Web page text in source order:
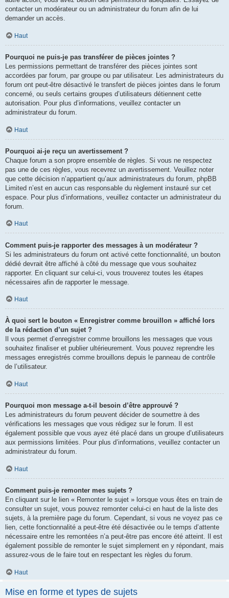
contacter un modérateur ou un administrateur du forum afin de lui
demander un accès.
Haut
Pourquoi ne puis-je pas transférer de pièces jointes ?
Les permissions permettant de transférer des pièces jointes sont
accordées par forum, par groupe ou par utilisateur. Les administrateurs du
forum ont peut-être désactivé le transfert de pièces jointes dans le forum
concerné, ou seuls certains groupes d’utilisateurs détiennent cette
autorisation. Pour plus d’informations, veuillez contacter un
administrateur du forum.
Haut
Pourquoi ai-je reçu un avertissement ?
Chaque forum a son propre ensemble de règles. Si vous ne respectez
pas une de ces règles, vous recevrez un avertissement. Veuillez noter
que cette décision n’appartient qu’aux administrateurs du forum, phpBB
Limited n’est en aucun cas responsable du règlement instauré sur cet
espace. Pour plus d’informations, veuillez contacter un administrateur du
forum.
Haut
Comment puis-je rapporter des messages à un modérateur ?
Si les administrateurs du forum ont activé cette fonctionnalité, un bouton
dédié devrait être affiché à côté du message que vous souhaitez
rapporter. En cliquant sur celui-ci, vous trouverez toutes les étapes
nécessaires afin de rapporter le message.
Haut
À quoi sert le bouton « Enregistrer comme brouillon » affiché lors
de la rédaction d’un sujet ?
Il vous permet d’enregistrer comme brouillons les messages que vous
souhaitez finaliser et publier ultérieurement. Vous pouvez reprendre les
messages enregistrés comme brouillons depuis le panneau de contrôle
de l’utilisateur.
Haut
Pourquoi mon message a-t-il besoin d’être approuvé ?
Les administrateurs du forum peuvent décider de soumettre à des
vérifications les messages que vous rédigez sur le forum. Il est
également possible que vous ayez été placé dans un groupe d’utilisateurs
aux permissions limitées. Pour plus d’informations, veuillez contacter un
administrateur du forum.
Haut
Comment puis-je remonter mes sujets ?
En cliquant sur le lien « Remonter le sujet » lorsque vous êtes en train de
consulter un sujet, vous pouvez remonter celui-ci en haut de la liste des
sujets, à la première page du forum. Cependant, si vous ne voyez pas ce
lien, cette fonctionnalité a peut-être été désactivée ou le temps d’attente
nécessaire entre les remontées n’a peut-être pas encore été atteint. Il est
également possible de remonter le sujet simplement en y répondant, mais
assurez-vous de le faire tout en respectant les règles du forum.
Haut
Mise en forme et types de sujets